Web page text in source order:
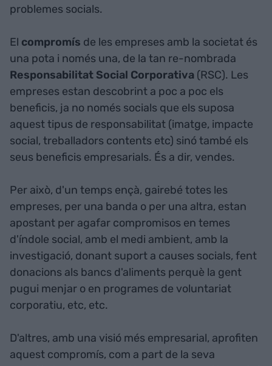
problemes socials.
El compromís de les empreses amb la societat és
una pota i només una, de la tan re-nombrada
Responsabilitat Social Corporativa (RSC). Les
empreses estan descobrint a poc a poc els
beneficis, ja no només socials que els suposa
aquest tipus de responsabilitat (imatge, impacte
social, treballadors contents etc) sinó també els
seus beneficis empresarials. És a dir, vendes.
Per això, d'un temps ençà, gairebé totes les
empreses, per una banda o per una altra, estan
apostant per agafar compromisos en temes
d'índole social, amb el medi ambient, amb la
investigació, donant suport a causes socials, fent
donacions als bancs d'aliments perquè la gent
pugui menjar o en programes de voluntariat
corporatiu, etc, etc.
D'altres, amb una visió més empresarial, aprofiten
aquest compromís, com a part de la seva